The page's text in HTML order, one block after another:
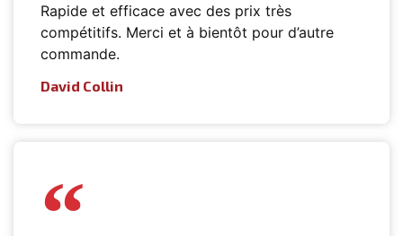
Rapide et efficace avec des prix très
compétitifs. Merci et à bientôt pour d’autre
commande.
David Collin